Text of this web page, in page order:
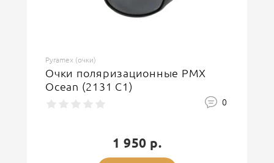
Pyramex (очки)
Очки поляризационные PMX
Ocean (2131 C1)
0
1 950 р.